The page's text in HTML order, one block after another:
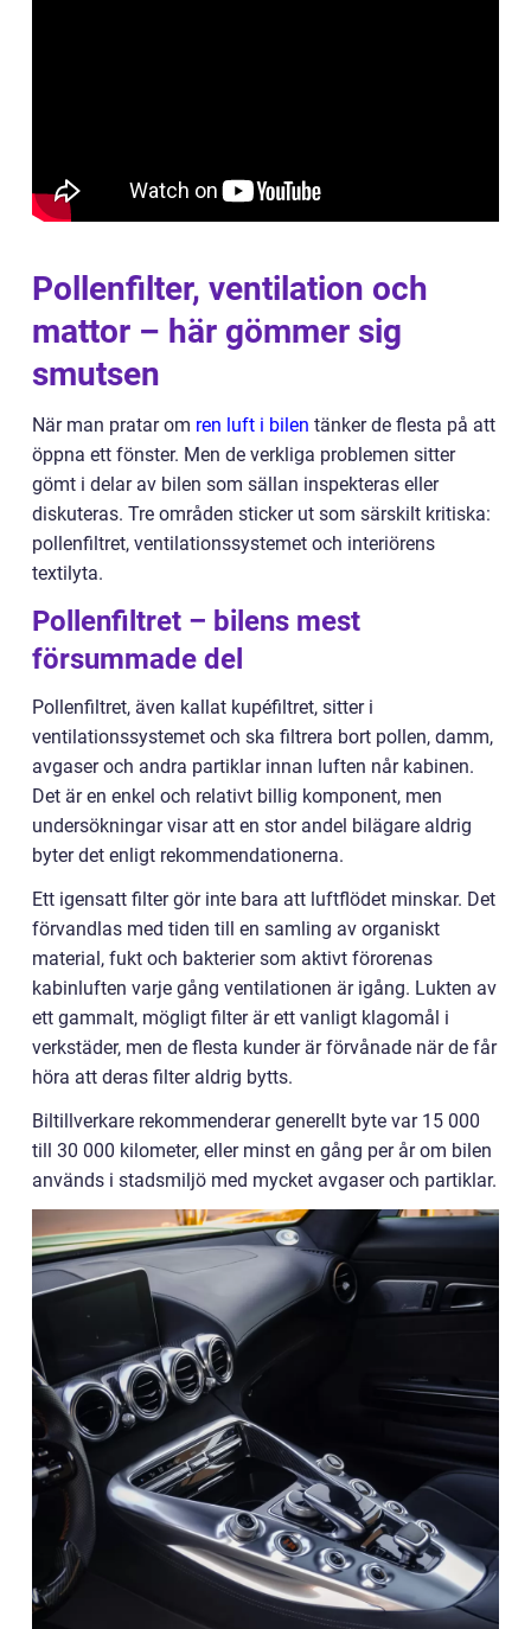
Pollenfilter, ventilation och
mattor – här gömmer sig
smutsen
När man pratar om ren luft i bilen tänker de flesta på att
öppna ett fönster. Men de verkliga problemen sitter
gömt i delar av bilen som sällan inspekteras eller
diskuteras. Tre områden sticker ut som särskilt kritiska:
pollenfiltret, ventilationssystemet och interiörens
textilyta.
Pollenfiltret – bilens mest
försummade del
Pollenfiltret, även kallat kupéfiltret, sitter i
ventilationssystemet och ska filtrera bort pollen, damm,
avgaser och andra partiklar innan luften når kabinen.
Det är en enkel och relativt billig komponent, men
undersökningar visar att en stor andel bilägare aldrig
byter det enligt rekommendationerna.
Ett igensatt filter gör inte bara att luftflödet minskar. Det
förvandlas med tiden till en samling av organiskt
material, fukt och bakterier som aktivt förorenas
kabinluften varje gång ventilationen är igång. Lukten av
ett gammalt, mögligt filter är ett vanligt klagomål i
verkstäder, men de flesta kunder är förvånade när de får
höra att deras filter aldrig bytts.
Biltillverkare rekommenderar generellt byte var 15 000
till 30 000 kilometer, eller minst en gång per år om bilen
används i stadsmiljö med mycket avgaser och partiklar.